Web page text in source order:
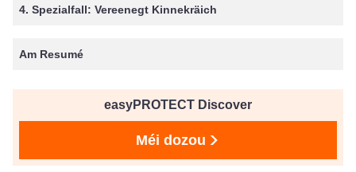
4. Spezialfall: Vereenegt Kinnekräich
Am Resumé
easyPROTECT Discover
Méi dozou